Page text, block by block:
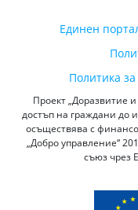
Единен
Политика
Проект „Доразвитие
достъп на граждани до
осъществява с
„Добро управление“
съюз чрез